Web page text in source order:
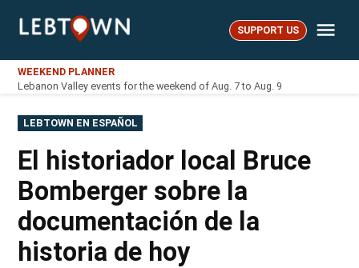
LebTown SUPPORT US
WEEKEND PLANNER
Lebanon Valley events for the weekend of Aug. 7 to Aug. 9
POSTED
IN
LEBTOWN EN ESPAÑOL
El historiador local Bruce
Bomberger sobre la
documentación de la
historia de hoy